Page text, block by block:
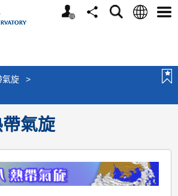
個
分
搜
語
選
氣旋
>
氣旋